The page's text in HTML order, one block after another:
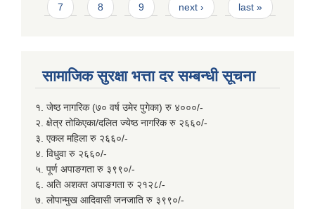
7 8 9 next › last »
सामाजिक सुरक्षा भत्ता दर सम्बन्धी सूचना
१. जेष्ठ नागरिक (७० वर्ष उमेर पुगेका) रु ४०००/-
२. क्षेत्र तोकिएका/दलित ज्येष्ठ नागरिक रु २६६०/-
३. एकल महिला रु २६६०/-
४. विधुवा रु २६६०/-
५. पूर्ण अपाङगता रु ३९९०/-
६. अति अशक्त अपाङगता रु २१२८/-
७. लोपान्मुख आदिवासी जनजाति रु ३९९०/-